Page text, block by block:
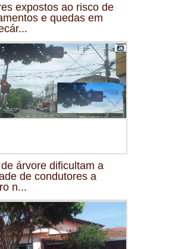
expostos ao risco de
e quedas em
árvore dificultam a
de condutores a
n...